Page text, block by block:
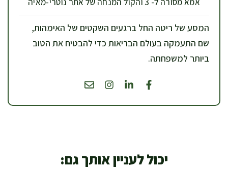
המסע של ריטה החל ברגעים השקטים של האימהות,
שם התעמקה בעולם הבריאות כדי להבטיח את הטוב
ביותר למשפחתה.
יכול לעניין אותך גם: